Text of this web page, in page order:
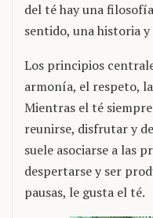
del té hay una
sentido, una historia
Los principios
armonía, el respeto,
Mientras el té
reunirse, disfrutar y
suele asociarse a las
despertarse y ser
pausas, le gusta el té.